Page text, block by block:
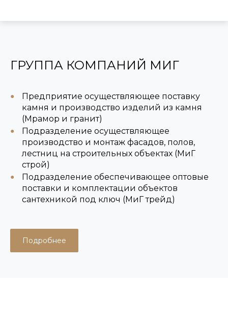
ГРУППА КОМПАНИЙ МИГ
Предприятие осуществляющее поставку
камня и производство изделий из камня
(Мрамор и гранит)
Подразделение осуществляющее
производство и монтаж фасадов, полов,
лестниц на строительных объектах (МиГ
строй)
Подразделение обеспечивающее оптовые
поставки и комплектации объектов
сантехникой под ключ (МиГ трейд)
Подробнее